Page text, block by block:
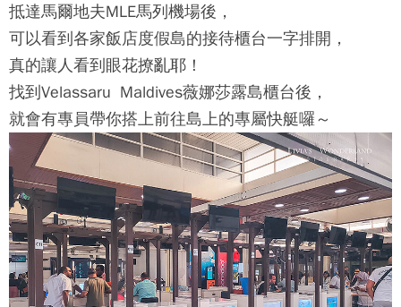
抵達馬爾地夫MLE馬列機場後，
可以看到各家飯店度假島的接待櫃台一字排開，
真的讓人看到眼花撩亂耶！
找到 Velassaru Maldives薇娜莎露島櫃台後，
就會有專員帶你搭上前往島上的專屬快艇囉～